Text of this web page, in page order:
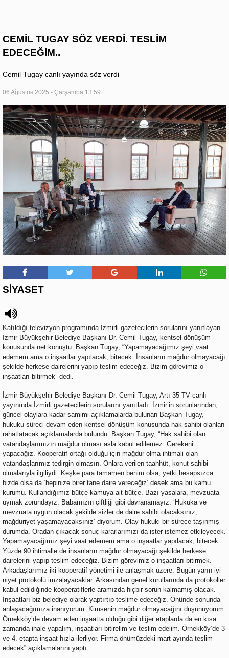
CEMİL TUGAY SÖZ VERDİ. TESLİM
EDECEĞİM..
Cemil Tugay canlı yayında söz verdi
06 Ağustos 2025 - Çarşamba 13:59
SİYASET
Katıldığı televizyon programında İzmirli gazetecilerin sorularını yanıtlayan
İzmir Büyükşehir Belediye Başkanı Dr. Cemil Tugay, kentsel dönüşüm
konusunda net konuştu. Başkan Tugay, “Yapamayacağımız şeyi vaat
edemem ama o inşaatlar yapılacak, bitecek. İnsanların mağdur olmayacağı
şekilde herkese dairelerini yapıp teslim edeceğiz. Bizim görevimiz o
inşaatları bitirmek” dedi.
İzmir Büyükşehir Belediye Başkanı Dr. Cemil Tugay, Artı 35 TV canlı
yayınında İzmirli gazetecilerin sorularını yanıtladı. İzmir’in sorunlarından,
güncel olaylara kadar samimi açıklamalarda bulunan Başkan Tugay,
hukuku süreci devam eden kentsel dönüşüm konusunda hak sahibi olanları
rahatlatacak açıklamalarda bulundu. Başkan Tugay, “Hak sahibi olan
vatandaşlarımızın mağdur olması asla kabul edilemez. Gerekeni
yapacağız. Kooperatif ortağı olduğu için mağdur olma ihtimali olan
vatandaşlarımız tedirgin olmasın. Onlara verilen taahhüt, konut sahibi
olmalarıyla ilgiliydi. Keşke para tamamen benim olsa, yetki hesapsızca
bizde olsa da ‘hepinize birer tane daire vereceğiz’ desek ama bu kamu
kurumu. Kullandığımız bütçe kamuya ait bütçe. Bazı yasalara, mevzuata
uymak zorundayız. Babamızın çiftliği gibi davranamayız. ‘Hukuka ve
mevzuata uygun olacak şekilde sizler de daire sahibi olacaksınız,
mağduriyet yaşamayacaksınız’ diyorum. Olay hukuki bir sürece taşınmış
durumda. Oradan çıkacak sonuç kararlarımızı da ister istemez etkileyecek.
Yapamayacağımız şeyi vaat edemem ama o inşaatlar yapılacak, bitecek.
Yüzde 90 ihtimalle de insanların mağdur olmayacağı şekilde herkese
dairelerini yapıp teslim edeceğiz. Bizim görevimiz o inşaatları bitirmek.
Arkadaşlarımız iki kooperatif yönetimi ile anlaşmak üzere. Bugün yarın iyi
niyet protokolü imzalayacaklar. Arkasından genel kurullarında da protokoller
kabul edildiğinde kooperatiflerle aramızda hiçbir sorun kalmamış olacak.
İnşaatları biz belediye olarak yaptırtıp teslime edeceğiz. Önünde sonunda
anlaşacağımıza inanıyorum. Kimsenin mağdur olmayacağını düşünüyorum.
Örnekköy’de devam eden inşaatta olduğu gibi diğer etaplarda da en kısa
zamanda ihale yapalım, inşaatları bitirelim ve teslim edelim. Örnekköy’de 3
ve 4. etapta inşaat hızla ilerliyor. Firma önümüzdeki mart ayında teslim
edecek” açıklamalarını yaptı.